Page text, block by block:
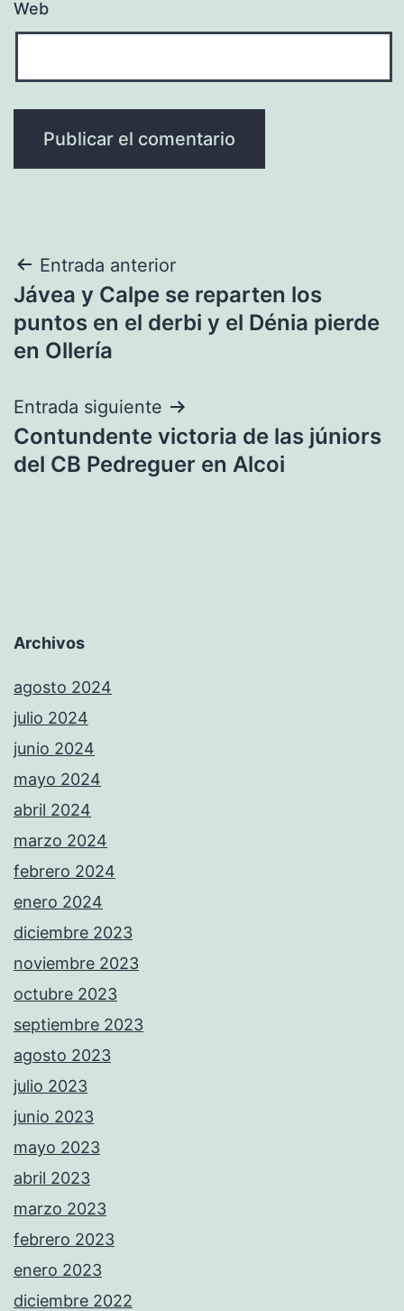
Web
Navegación
de
entradas
Entrada anterior
Jávea y Calpe se reparten los
puntos en el derbi y el Dénia pierde
en Ollería
Entrada siguiente
Contundente victoria de las júniors
del CB Pedreguer en Alcoi
Archivos
agosto 2024
julio 2024
junio 2024
mayo 2024
abril 2024
marzo 2024
febrero 2024
enero 2024
diciembre 2023
noviembre 2023
octubre 2023
septiembre 2023
agosto 2023
julio 2023
junio 2023
mayo 2023
abril 2023
marzo 2023
febrero 2023
enero 2023
diciembre 2022